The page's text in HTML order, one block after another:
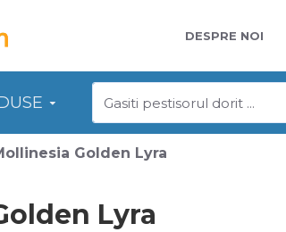
DESPRE NOI
Golden Lyra
Lyra